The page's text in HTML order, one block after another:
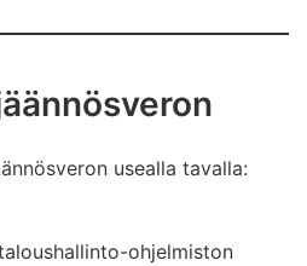
usealla tavalla:
ohjelmiston